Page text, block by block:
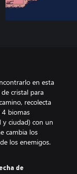
en esta
cristal para
recolecta
4 biomas
y ciudad) con un
cambia los
los enemigos.
de